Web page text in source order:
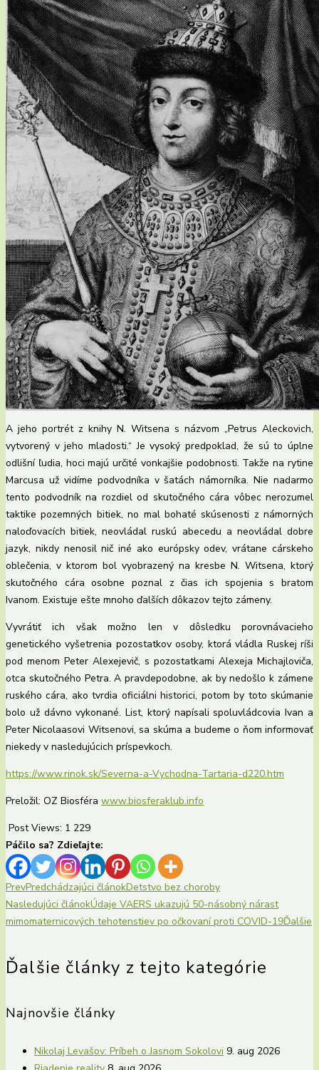
A jeho portrét z knihy N. Witsena s názvom „Petrus Aleckovich,
vytvorený v jeho mladosti.“ Je vysoký predpoklad, že sú to úplne
odlišní ľudia, hoci majú určité vonkajšie podobnosti. Takže na rytine
Marcusa už vidíme podvodníka v šatách námorníka. Nie nadarmo
tento podvodník na rozdiel od skutočného cára vôbec nerozumel
taktike pozemných bitiek, no mal bohaté skúsenosti z námorných
naloďovacích bitiek, neovládal ruskú abecedu a neovládal dobre
jazyk, nikdy nenosil nič iné ako európsky odev, vrátane cárskeho
oblečenia, v ktorom bol vyobrazený na kresbe N. Witsena, ktorý
skutočného cára osobne poznal z čias ich spojenia s bratom
Ivanom. Existuje ešte mnoho ďalších dôkazov tejto zámeny.
Vyvrátiť ich však možno len v dôsledku porovnávacieho
genetického vyšetrenia pozostatkov osoby, ktorá vládla Ruskej ríši
pod menom Peter Alexejevič, s pozostatkami Alexeja Michajloviča,
otca skutočného Petra. A pravdepodobne, ak by nedošlo k zámene
ruského cára, ako tvrdia oficiálni historici, potom by toto skúmanie
bolo už dávno vykonané. List, ktorý napísali spoluvládcovia Ivan a
Peter Nicolaasovi Witsenovi, sa skúma a budeme o ňom informovať
niekedy v nasledujúcich príspevkoch.
https://www.rinok.sk/Severna-a-Vychodna-Tartaria-d220.htm
Preložil: OZ Biosféra www.biosferaklub.info
Post Views: 1 229
Páčilo sa? Zdieľajte:
PrevPredchádzajúci článokDetstvo bez choroby
Nasledujúci článokÚdaje VAERS ukazujú 50-násobný nárast
mimomaternicových tehotenstiev po očkovaní proti COVID-19Ďalšie
Ďalšie články z tejto kategórie
Najnovšie články
Nikolaj Levašov: Príbeh o Jasnom Sokolovi 9. aug 2026